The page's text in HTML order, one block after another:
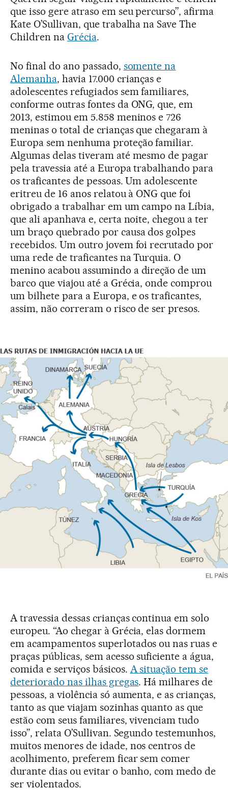
que isso gere atraso em seu percurso”, afirma
Kate O’Sullivan, que trabalha na Save The
Children na Grécia.
No final do ano passado, somente na
Alemanha, havia 17.000 crianças e
adolescentes refugiados sem familiares,
conforme outras fontes da ONG, que, em
2013, estimou em 5.858 meninos e 726
meninas o total de crianças que chegaram à
Europa sem nenhuma proteção familiar.
Algumas delas tiveram até mesmo de pagar
pela travessia até a Europa trabalhando para
os traficantes de pessoas. Um adolescente
eritreu de 16 anos relatou à ONG que foi
obrigado a trabalhar em um campo na Líbia,
que ali apanhava e, certa noite, chegou a ter
um braço quebrado por causa dos golpes
recebidos. Um outro jovem foi recrutado por
uma rede de traficantes na Turquia. O
menino acabou assumindo a direção de um
barco que viajou até a Grécia, onde comprou
um bilhete para a Europa, e os traficantes,
assim, não correram o risco de ser presos.
A travessia dessas crianças continua em solo
europeu. “Ao chegar à Grécia, elas dormem
em acampamentos superlotados ou nas ruas e
praças públicas, sem acesso suficiente a água,
comida e serviços básicos. A situação tem se
deteriorado nas ilhas gregas. Há milhares de
pessoas, a violência só aumenta, e as crianças,
tanto as que viajam sozinhas quanto as que
estão com seus familiares, vivenciam tudo
isso”, relata O’Sullivan. Segundo testemunhos,
muitos menores de idade, nos centros de
acolhimento, preferem ficar sem comer
durante dias ou evitar o banho, com medo de
ser violentados.